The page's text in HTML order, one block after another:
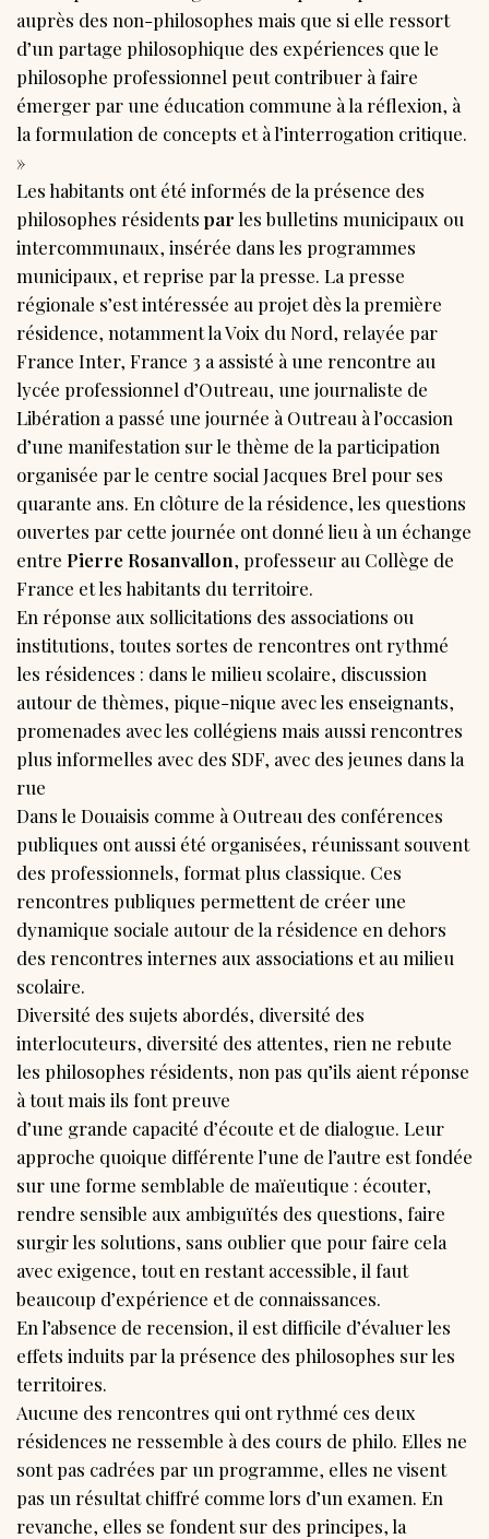
auprès des non-philosophes mais que si elle ressort
d’un partage philosophique des expériences que le
philosophe professionnel peut contribuer à faire
émerger par une éducation commune à la réflexion, à
la formulation de concepts et à l’interrogation critique.
»
Les habitants ont été informés de la présence des
philosophes résidentspar les bulletins municipaux ou
intercommunaux, insérée dans les programmes
municipaux, et reprise par la presse. La presse
régionale s’est intéressée au projet dès la première
résidence, notamment la Voix du Nord, relayée par
France Inter, France 3 a assisté à une rencontre au
lycée professionnel d’Outreau, une journaliste de
Libération a passé une journée à Outreau à l’occasion
d’une manifestation sur le thème de la participation
organisée par le centre social Jacques Brel pour ses
quarante ans. En clôture de la résidence, les questions
ouvertes par cette journée ont donné lieu à un échange
entre Pierre Rosanvallon, professeur au Collège de
France et les habitants du territoire.
En réponse aux sollicitations des associations ou
institutions, toutes sortes de rencontres ont rythmé
les résidences : dans le milieu scolaire, discussion
autour de thèmes, pique-nique avec les enseignants,
promenades avec les collégiens mais aussi rencontres
plus informelles avec des SDF, avec des jeunes dans la
rue
Dans le Douaisis comme à Outreau des conférences
publiques ont aussi été organisées, réunissant souvent
des professionnels, format plus classique. Ces
rencontres publiques permettent de créer une
dynamique sociale autour de la résidence en dehors
des rencontres internes aux associations et au milieu
scolaire.
Diversité des sujets abordés, diversité des
interlocuteurs, diversité des attentes, rien ne rebute
les philosophes résidents, non pas qu’ils aient réponse
à tout mais ils font preuve
d’une grande capacité d’écoute et de dialogue. Leur
approche quoique différente l’une de l’autre est fondée
sur une forme semblable de maïeutique : écouter,
rendre sensible aux ambiguïtés des questions, faire
surgir les solutions, sans oublier que pour faire cela
avec exigence, tout en restant accessible, il faut
beaucoup d’expérience et de connaissances.
En l’absence de recension, il est difficile d’évaluer les
effets induits par la présence des philosophes sur les
territoires.
Aucune des rencontres qui ont rythmé ces deux
résidences ne ressemble à des cours de philo. Elles ne
sont pas cadrées par un programme, elles ne visent
pas un résultat chiffré comme lors d’un examen. En
revanche, elles se fondent sur des principes, la